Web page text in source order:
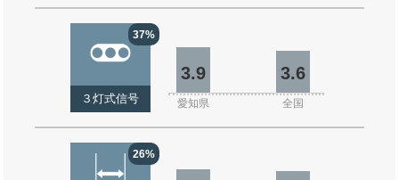
37%
３灯式信号
3.9 3.6
愛知県 全国
26%